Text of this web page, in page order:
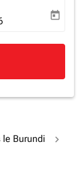
date-aria-
today
le Burundi